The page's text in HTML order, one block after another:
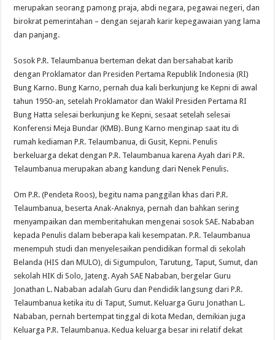
merupakan seorang pamong praja, abdi negara, pegawai negeri, dan
birokrat pemerintahan – dengan sejarah karir kepegawaian yang lama
dan panjang.
Sosok P.R. Telaumbanua berteman dekat dan bersahabat karib
dengan Proklamator dan Presiden Pertama Republik Indonesia (RI)
Bung Karno. Bung Karno, pernah dua kali berkunjung ke Kepni di awal
tahun 1950-an, setelah Proklamator dan Wakil Presiden Pertama RI
Bung Hatta selesai berkunjung ke Kepni, sesaat setelah selesai
Konferensi Meja Bundar (KMB). Bung Karno menginap saat itu di
rumah kediaman P.R. Telaumbanua, di Gusit, Kepni. Penulis
berkeluarga dekat dengan P.R. Telaumbanua karena Ayah dari P.R.
Telaumbanua merupakan abang kandung dari Nenek Penulis.
Om P.R. (Pendeta Roos), begitu nama panggilan khas dari P.R.
Telaumbanua, beserta Anak-Anaknya, pernah dan bahkan sering
menyampaikan dan memberitahukan mengenai sosok SAE. Nababan
kepada Penulis dalam beberapa kali kesempatan. P.R. Telaumbanua
menempuh studi dan menyelesaikan pendidikan formal di sekolah
Belanda (HIS dan MULO), di Sigumpulon, Tarutung, Taput, Sumut, dan
sekolah HIK di Solo, Jateng. Ayah SAE Nababan, bergelar Guru
Jonathan L. Nababan adalah Guru dan Pendidik langsung dari P.R.
Telaumbanua ketika itu di Taput, Sumut. Keluarga Guru Jonathan L.
Nababan, pernah bertempat tinggal di kota Medan, demikian juga
Keluarga P.R. Telaumbanua. Kedua keluarga besar ini relatif dekat